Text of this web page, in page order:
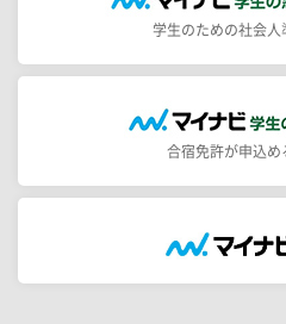
学生のための社会人
合宿免許が申込め